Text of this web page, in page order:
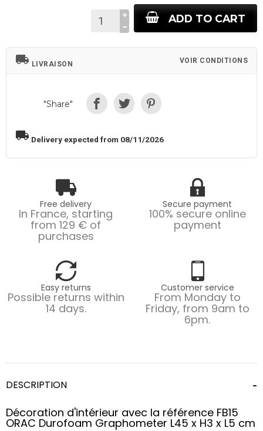
ADD TO CART
local_shipping LIVRAISON VOIR CONDITIONS
"Share"
local_shipping Delivery expected from 08/11/2026
Free delivery
In France, starting
from 129 € of
purchases
Secure payment
100% secure online
payment
Easy returns
Possible returns within
14 days.
Customer service
From Monday to
Friday, from 9am to
6pm.
DESCRIPTION
Décoration d'intérieur avec la référence FB15
ORAC Durofoam Graphometer L45 x H3 x L5 cm